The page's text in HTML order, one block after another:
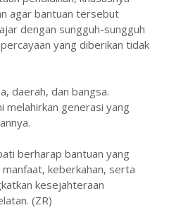
agar bantuan tersebut
dengan sungguh-sungguh
yang diberikan tidak
daerah, dan bangsa.
melahirkan generasi yang
berharap bantuan yang
keberkahan, serta
kesejahteraan
(ZR)